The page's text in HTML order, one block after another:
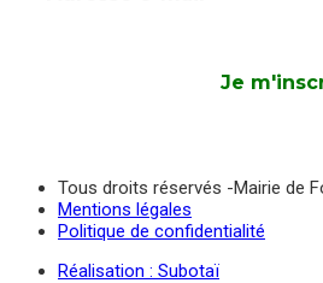
Tous droits réservés -Mairie de
Mentions légales
Politique de confidentialité
Réalisation : Subotaï